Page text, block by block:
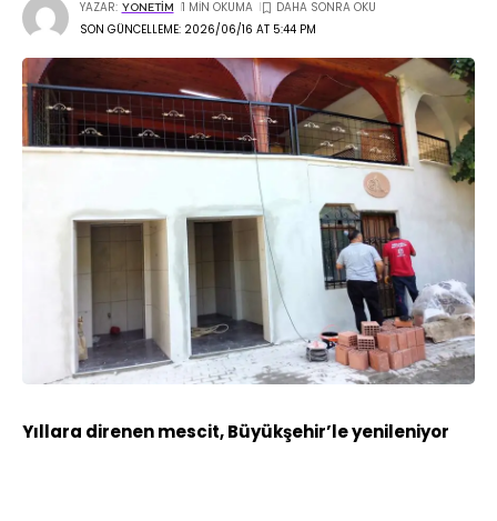
SON GÜNCELLEME: 2026/06/16 AT 5:44 PM
YAZAR: YONETIM 1 MIN OKUMA
Yıllara direnen mescit, Büyükşehir’le yenileniyor